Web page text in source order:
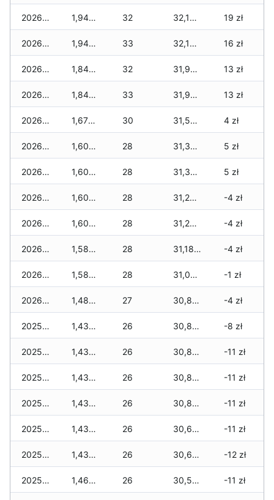
2026-01-13 1,945 zł 32 32,155 zł 19 zł
2026-01-12 1,945 zł 33 32,155 zł 16 zł
2026-01-11 1,845 zł 32 31,955 zł 13 zł
2026-01-09 1,845 zł 33 31,900 zł 13 zł
2026-01-08 1,675 zł 30 31,560 zł 4 zł
2026-01-07 1,605 zł 28 31,355 zł 5 zł
2026-01-06 1,605 zł 28 31,355 zł 5 zł
2026-01-05 1,605 zł 28 31,200 zł -4 zł
2026-01-04 1,605 zł 28 31,200 zł -4 zł
2026-01-03 1,585 zł 28 31,180 zł -4 zł
2026-01-02 1,585 zł 28 31,090 zł -1 zł
2026-01-01 1,485 zł 27 30,890 zł -4 zł
2025-12-31 1,430 zł 26 30,835 zł -8 zł
2025-12-30 1,430 zł 26 30,835 zł -11 zł
2025-12-29 1,430 zł 26 30,835 zł -11 zł
2025-12-28 1,430 zł 26 30,835 zł -11 zł
2025-12-27 1,430 zł 26 30,680 zł -11 zł
2025-12-26 1,430 zł 26 30,625 zł -12 zł
2025-12-25 1,465 zł 26 30,555 zł -11 zł